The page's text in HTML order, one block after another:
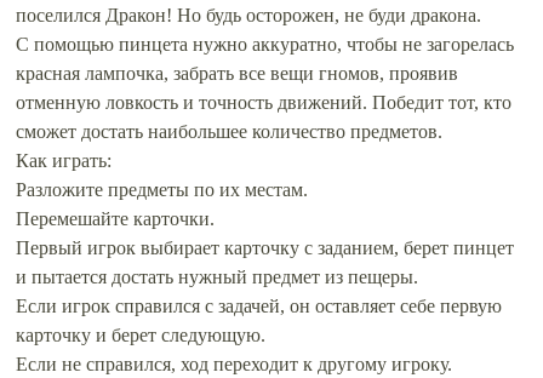
поселился Дракон! Но будь осторожен, не буди дракона.
С помощью пинцета нужно аккуратно, чтобы не загорелась
красная лампочка, забрать все вещи гномов, проявив
отменную ловкость и точность движений. Победит тот, кто
сможет достать наибольшее количество предметов.
Как играть:
Разложите предметы по их местам.
Перемешайте карточки.
Первый игрок выбирает карточку с заданием, берет пинцет
и пытается достать нужный предмет из пещеры.
Если игрок справился с задачей, он оставляет себе первую
карточку и берет следующую.
Если не справился, ход переходит к другому игроку.